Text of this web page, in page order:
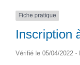
(17430)
Fiche pratique
Inscription
Vérifié le 05/04/2022 -